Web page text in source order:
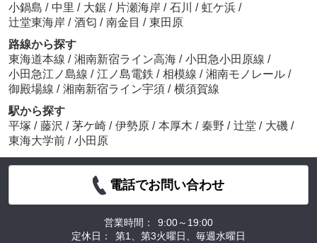
小鍋島 / 中里 / 大鋸 / 片瀬海岸 / 石川 / 虹ケ浜 /
辻堂東海岸 / 酒匂 / 南金目 / 東田原
路線から探す
東海道本線 / 湘南新宿ライン高海 / 小田急小田原線 /
小田急江ノ島線 / 江ノ島電鉄 / 相模線 / 湘南モノレール /
御殿場線 / 湘南新宿ライン宇須 / 横須賀線
駅から探す
平塚 / 藤沢 / 茅ケ崎 / 伊勢原 / 本厚木 / 秦野 / 辻堂 / 大磯 /
東海大学前 / 小田原
電話でお問い合わせ
営業時間：
9:00～19:00
定休日：
第1、第3火曜日、毎週水曜日